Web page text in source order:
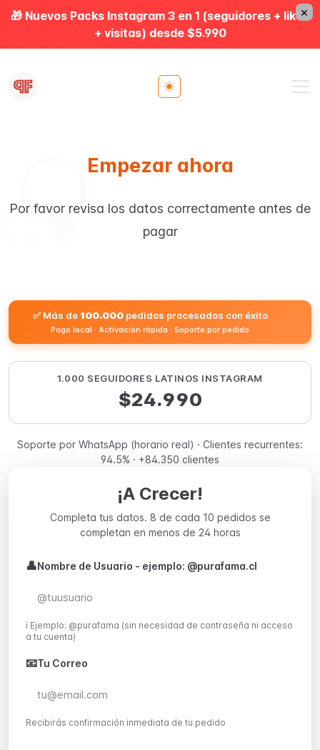
×
🎁 Nuevos Packs Instagram 3 en 1 (seguidores + likes
+ visitas) desde $5.990
Toggle theme
Empezar ahora
Por favor revisa los datos correctamente antes de
pagar
✅ Más de 100.000pedidos procesados con éxito
Pago local · Activación rápida · Soporte por pedido
1.000 SEGUIDORES LATINOS INSTAGRAM
$24.990
Soporte por WhatsApp (horario real) · Clientes recurrentes:
94.5% · +84.350 clientes
¡A Crecer!
Completa tus datos. 8 de cada 10 pedidos se
completan en menos de 24 horas
👤Nombre de Usuario - ejemplo: @purafama.cl
ℹ️ Ejemplo: @purafama (sin necesidad de contraseña ni acceso
a tu cuenta)
📧Tu Correo
Recibirás confirmación inmediata de tu pedido